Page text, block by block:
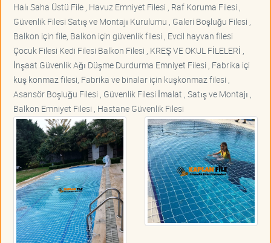
Halı Saha Üstü File , Havuz Emniyet Filesi , Raf Koruma Filesi ,
Güvenlik Filesi Satış ve Montajı Kurulumu , Galeri Boşluğu Filesi ,
Balkon için file, Balkon için güvenlik filesi , Evcil hayvan filesi
Çocuk Filesi Kedi Filesi Balkon Filesi , KREŞ VE OKUL FİLELERİ ,
İnşaat Güvenlik Ağı Düşme Durdurma Emniyet Filesi , Fabrika içi
kuş konmaz filesi, Fabrika ve binalar için kuşkonmaz filesi ,
Asansör Boşluğu Filesi , Güvenlik Filesi İmalat , Satış ve Montajı ,
Balkon Emniyet Filesi , Hastane Güvenlik Filesi